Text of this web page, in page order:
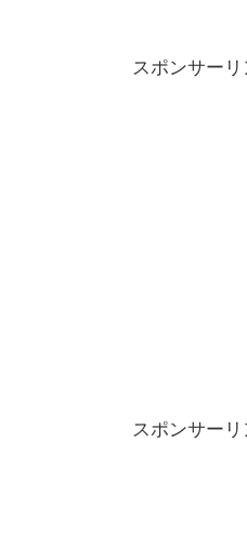
スポンサーリ
スポンサーリ